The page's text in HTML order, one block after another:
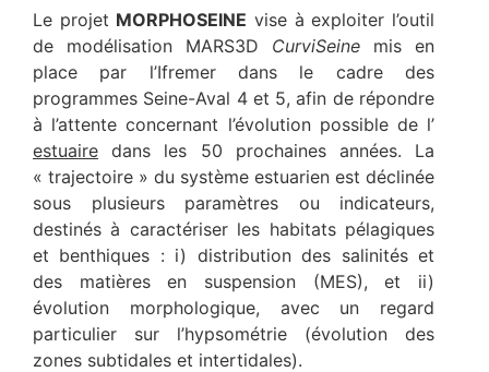
Le projet MORPHOSEINE vise à exploiter l’outil
de modélisation MARS3D CurviSeine mis en
place par l’Ifremer dans le cadre des
programmes Seine-Aval 4 et 5, afin de répondre
à l’attente concernant l’évolution possible de l’
estuaire dans les 50 prochaines années. La
« trajectoire » du système estuarien est déclinée
sous plusieurs paramètres ou indicateurs,
destinés à caractériser les habitats pélagiques
et benthiques : i) distribution des salinités et
des matières en suspension (MES), et ii)
évolution morphologique, avec un regard
particulier sur l’hypsométrie (évolution des
zones subtidales et intertidales).